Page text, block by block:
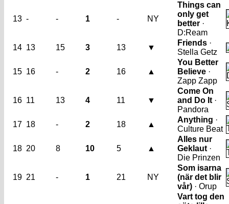
13 - - 1 - NY
Things can
only get
better ·
D:Ream
14 13 15 3 13 ▼
Friends ·
Stella Getz
15 16 - 2 16 ▲
You Better
Believe ·
Zapp Zapp
16 11 13 4 11 ▼
Come On
and Do It ·
Pandora
17 18 - 2 18 ▲
Anything ·
Culture Beat
18 20 8 10 5 ▲
Alles nur
Geklaut ·
Die Prinzen
19 21 - 1 21 NY
Som isarna
(när det blir
vår) · Orup
Vart tog den